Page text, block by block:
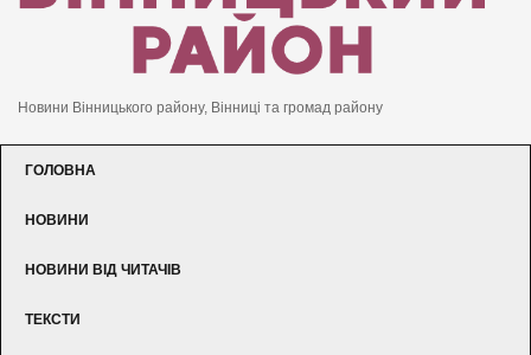
Новини Вінницького району, Вінниці та громад району
ГОЛОВНА
НОВИНИ
НОВИНИ ВІД ЧИТАЧІВ
ТЕКСТИ